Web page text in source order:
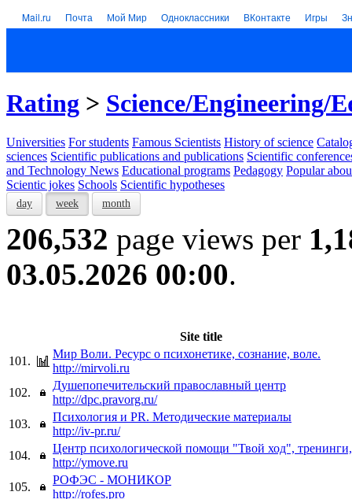
Mail.ru Почта Мой Мир Одноклассники ВКонтакте Игры
Rating > Science/Engineering/
Universities For students Famous Scientists History of science
sciences Scientific publications and publications Scientific
and Technology News Educational programs Pedagogy Popular
Scientic jokes Schools Scientific hypotheses
day week month
206,532 page views per
03.05.2026 00:00.
Site title
101.
Мир Воли. Ресурс о психонетике, сознание, воле.
http://mirvoli.ru
102.
Душепопечительский православный центр
http://dpc.pravorg.ru/
103.
Психология и PR. Методические материалы
http://iv-pr.ru/
104.
Центр психологической помощи "Твой ход",
http://ymove.ru
105.
РОФЭС - МОНИКОР
http://rofes.pro